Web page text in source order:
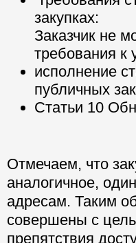
закупках:
Заказчик не
требования к
исполнение
публичных
Статьи 10
Отмечаем, что
аналогичное,
адресам. Таким
совершены с
препятствия